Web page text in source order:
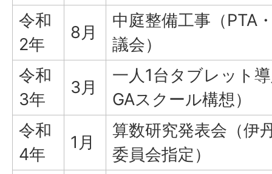
令和
2年
8月
中庭整備工事（PTA
議会）
令和
3年
3月
一人1台タブレット
GAスクール構想）
令和
4年
1月
算数研究発表会（伊
委員会指定）